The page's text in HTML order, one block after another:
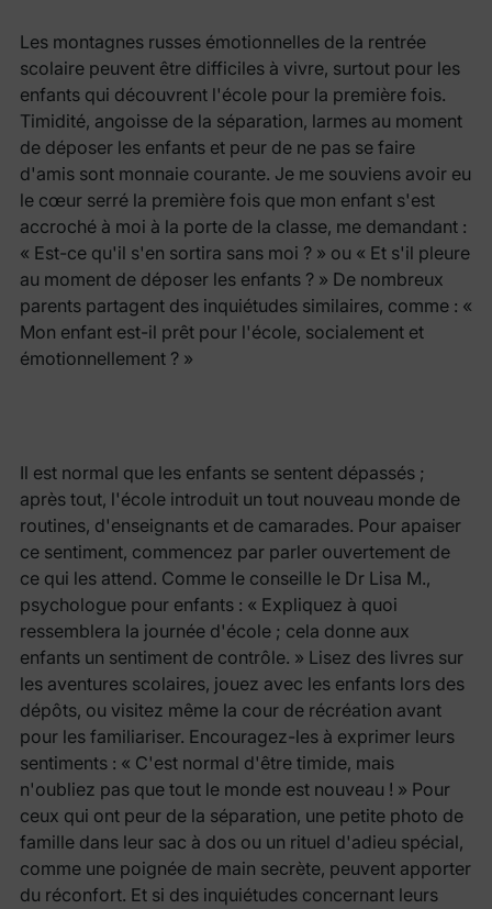
Les montagnes russes émotionnelles de la rentrée
scolaire peuvent être difficiles à vivre, surtout pour les
enfants qui découvrent l'école pour la première fois.
Timidité, angoisse de la séparation, larmes au moment
de déposer les enfants et peur de ne pas se faire
d'amis sont monnaie courante. Je me souviens avoir eu
le cœur serré la première fois que mon enfant s'est
accroché à moi à la porte de la classe, me demandant :
« Est-ce qu'il s'en sortira sans moi ? » ou « Et s'il pleure
au moment de déposer les enfants ? » De nombreux
parents partagent des inquiétudes similaires, comme : «
Mon enfant est-il prêt pour l'école, socialement et
émotionnellement ? »
Il est normal que les enfants se sentent dépassés ;
après tout, l'école introduit un tout nouveau monde de
routines, d'enseignants et de camarades. Pour apaiser
ce sentiment, commencez par parler ouvertement de
ce qui les attend. Comme le conseille le Dr Lisa M.,
psychologue pour enfants : « Expliquez à quoi
ressemblera la journée d'école ; cela donne aux
enfants un sentiment de contrôle. » Lisez des livres sur
les aventures scolaires, jouez avec les enfants lors des
dépôts, ou visitez même la cour de récréation avant
pour les familiariser. Encouragez-les à exprimer leurs
sentiments : « C'est normal d'être timide, mais
n'oubliez pas que tout le monde est nouveau ! » Pour
ceux qui ont peur de la séparation, une petite photo de
famille dans leur sac à dos ou un rituel d'adieu spécial,
comme une poignée de main secrète, peuvent apporter
du réconfort. Et si des inquiétudes concernant leurs